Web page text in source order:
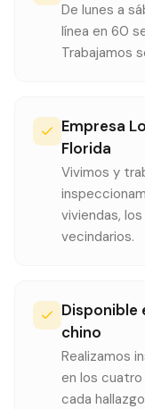
De lunes a
línea en 60
Trabajamos
Empresa
Florida
Vivimos y
viviendas,
vecindarios.
Disponible
chino
Realizamos
en los
cada